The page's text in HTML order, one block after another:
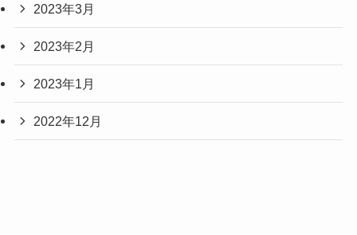
2023年3月
2023年2月
2023年1月
2022年12月